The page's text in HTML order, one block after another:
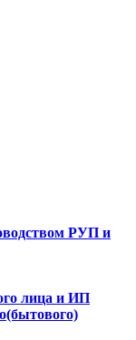
РУП и
лица и ИП